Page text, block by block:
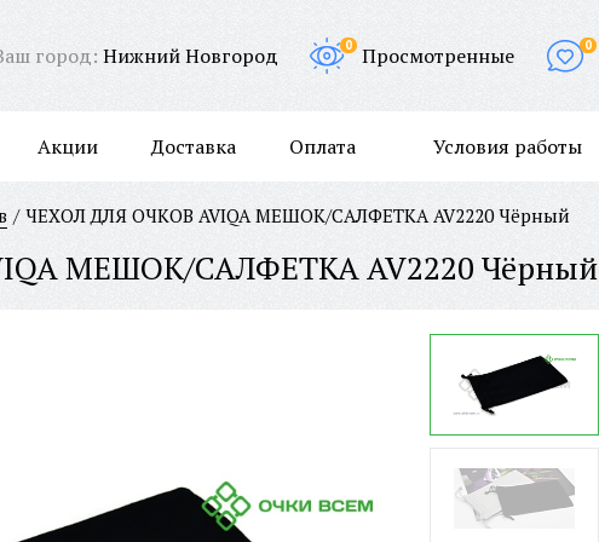
город:Нижний Новгород 0 Просмотренные 0
Акции Доставка Оплата Условия работы
ЧЕХОЛ ДЛЯ ОЧКОВ AVIQA МЕШОК/САЛФЕТКА AV2220 Чёрный
МЕШОК/САЛФЕТКА AV2220 Чёрный